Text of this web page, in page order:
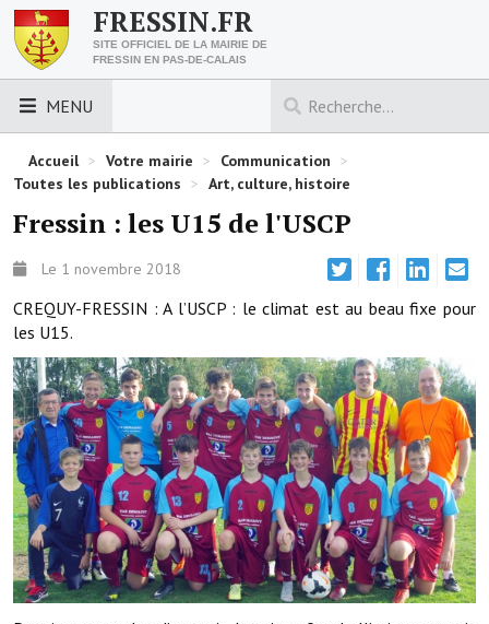
FRESSIN.FR
SITE OFFICIEL DE LA MAIRIE DE
FRESSIN EN PAS-DE-CALAIS
MENU
LES ESSENTIELS
Découvrez Fressin
Urbanisme
Horaires de la mairie
Les foulées fressinoises
ACCÈS RAPIDE
Démarches administratives
Projets et travaux en cours
Accueil > Votre mairie > Communication >
Toutes les publications > Art, culture, histoire
Fressin : les U15 de l'USCP
Le 1 novembre 2018
CREQUY-FRESSIN : A l’USCP : le climat est au beau fixe pour
les U15.